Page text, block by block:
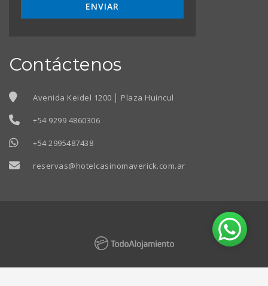
ENVIAR
Contáctenos
Avenida Keidel 1200 │ Plaza Huincul
+54 9299 4860306
+54 2995487438
reservas@hotelcasinomaverick.com.ar